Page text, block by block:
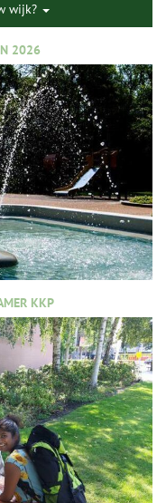
wijk?
2026
KKP